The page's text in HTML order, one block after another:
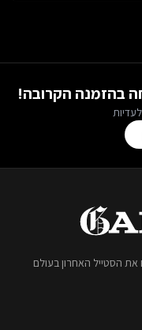
הסטייל האחרון בעולם